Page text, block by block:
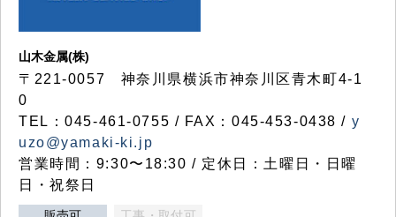
山木金属(株)
〒221-0057 神奈川県横浜市神奈川区青木町4-1
0
TEL：045-461-0755 / FAX：045-453-0438 / y
uzo@yamaki-ki.jp
営業時間：9:30〜18:30 / 定休日：土曜日・日曜
日・祝祭日